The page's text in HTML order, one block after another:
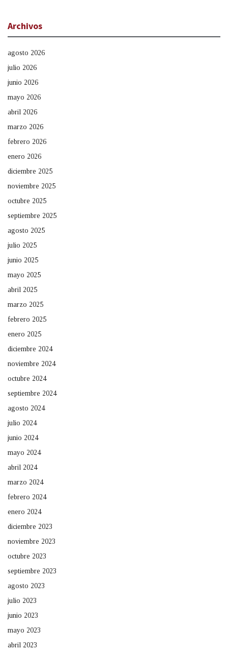
Archivos
agosto 2026
julio 2026
junio 2026
mayo 2026
abril 2026
marzo 2026
febrero 2026
enero 2026
diciembre 2025
noviembre 2025
octubre 2025
septiembre 2025
agosto 2025
julio 2025
junio 2025
mayo 2025
abril 2025
marzo 2025
febrero 2025
enero 2025
diciembre 2024
noviembre 2024
octubre 2024
septiembre 2024
agosto 2024
julio 2024
junio 2024
mayo 2024
abril 2024
marzo 2024
febrero 2024
enero 2024
diciembre 2023
noviembre 2023
octubre 2023
septiembre 2023
agosto 2023
julio 2023
junio 2023
mayo 2023
abril 2023